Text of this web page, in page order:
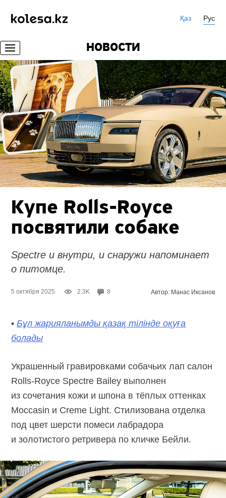
Қаз Рус
НОВОСТИ
Купе Rolls-Royce
посвятили собаке
Spectre и внутри, и снаружи напоминает
о питомце.
5 октября 2025 2.3K 8 Автор: Манас Иксанов
•Бұл жарияланымды қазақ тілінде оқуға
болады
Украшенный гравировками собачьих лап салон
Rolls-Royce Spectre Bailey выполнен
из сочетания кожи и шпона в тёплых оттенках
Moccasin и Creme Light. Стилизована отделка
под цвет шерсти помеси лабрадора
и золотистого ретривера по кличке Бейли.